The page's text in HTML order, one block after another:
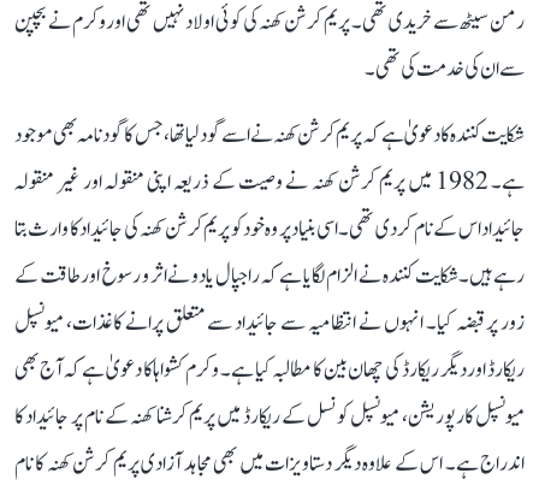
رمن سیٹھ سے خریدی تھی۔ پریم کرشن کھنہ کی کوئی اولاد نہیں تھی اور وکرم نے بچپن
سے ان کی خدمت کی تھی۔
شکایت کنندہ کا دعویٰ ہے کہ پریم کرشن کھنہ نے اسے گود لیا تھا، جس کا گود نامہ بھی موجود
ہے۔ 1982 میں پریم کرشن کھنہ نے وصیت کے ذریعہ اپنی منقولہ اور غیر منقولہ
جائیداد اس کے نام کر دی تھی۔ اسی بنیاد پر وہ خود کو پریم کرشن کھنہ کی جائیداد کا وارث بتا
رہے ہیں۔ شکایت کنندہ نے الزام لگایا ہے کہ راجپال یادو نے اثر و رسوخ اور طاقت کے
زور پر قبضہ کیا۔ انہوں نے انتظامیہ سے جائیداد سے متعلق پرانے کاغذات، میونسپل
ریکارڈ اور دیگر ریکارڈ کی چھان بین کا مطالبہ کیا ہے۔ وکرم کشواہا کا دعویٰ ہے کہ آج بھی
میونسپل کارپوریشن، میونسپل کونسل کے ریکارڈ میں پریم کرشنا کھنہ کے نام پر جائیداد کا
اندراج ہے۔ اس کے علاوہ دیگر دستاویزات میں بھی مجاہد آزادی پریم کرشن کھنہ کا نام